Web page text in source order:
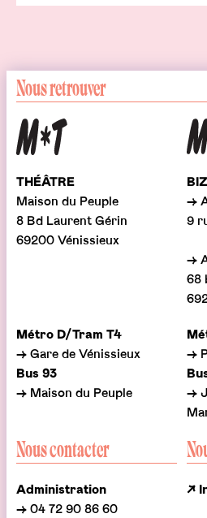
Nous retrouver
THÉÂTRE
Maison du Peuple
8 Bd Laurent Gérin
69200 Vénissieux
Métro D/Tram T4
→ Gare de Vénissieux
Bus 93
→ Maison du Peuple
→
9
→
68
→
→
Nous contacter
Administration
→ 04 72 90 86 60
↗